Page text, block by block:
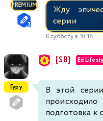
PREMIUM
Жду
серии
В субботу в 10:18
Гуру
[SB] Ed
В этой
подготовка к